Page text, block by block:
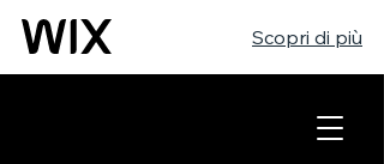
Scopri di più